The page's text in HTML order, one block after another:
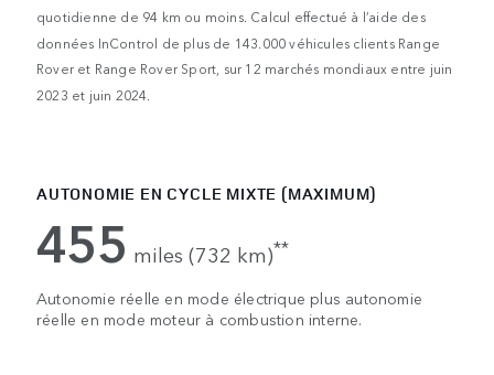
quotidienne de 94 km ou moins. Calcul effectué à l’aide des
données InControl de plus de 143.000 véhicules clients Range
Rover et Range Rover Sport, sur 12 marchés mondiaux entre juin
2023 et juin 2024.
AUTONOMIE EN CYCLE MIXTE (MAXIMUM)
455 miles (732 km)**
Autonomie réelle en mode électrique plus autonomie
réelle en mode moteur à combustion interne.